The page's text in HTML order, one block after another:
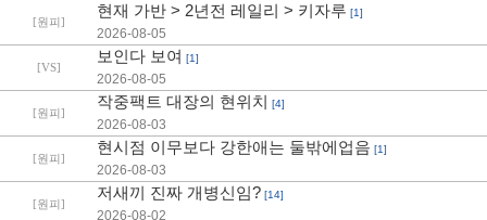
[원피]
현재 가반 > 2년전 레일리 > 키자루 [1]
2026-08-05
[VS]
보인다 보여 [1]
2026-08-05
[원피]
작중팩트 대장의 현위치 [4]
2026-08-03
[원피]
현시점 이무보다 강한애는 둘밖에업음 [1]
2026-08-03
[원피]
저새끼 진짜 개병신임? [14]
2026-08-02